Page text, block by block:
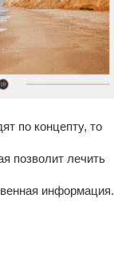
по концепту, то
позволит лечить
информация.